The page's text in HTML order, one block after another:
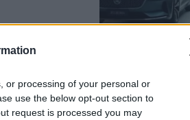
or processing of your personal or
use the below opt-out section to
request is processed you may
Guía
coches
seguridad